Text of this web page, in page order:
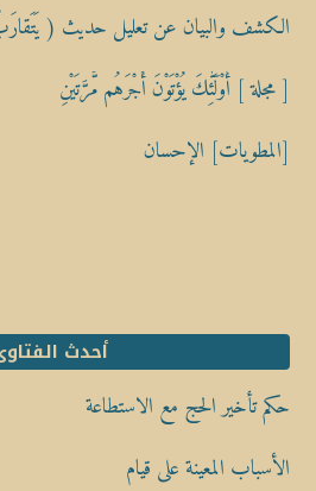
الكشف والبيان عن تعليل حديث (
[ مجلة ] أُوْلَٰٓئِكَ يُؤْتَوْنَ أَجْرَهُم مَّرَّتَيْنِ
[المطويات] الإحسان
أحدث
حكم تأخير الحج مع الاستطاعة
الأسباب المعينة على قيام